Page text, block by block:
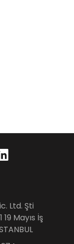
Ltd. Şti
Mayıs İş